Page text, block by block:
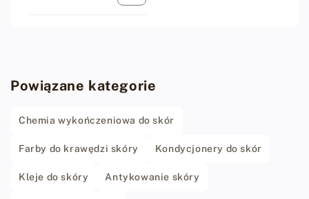
Powiązane kategorie
Chemia wykończeniowa do skór
Farby do krawędzi skóry Kondycjonery do skór
Kleje do skóry Antykowanie skóry